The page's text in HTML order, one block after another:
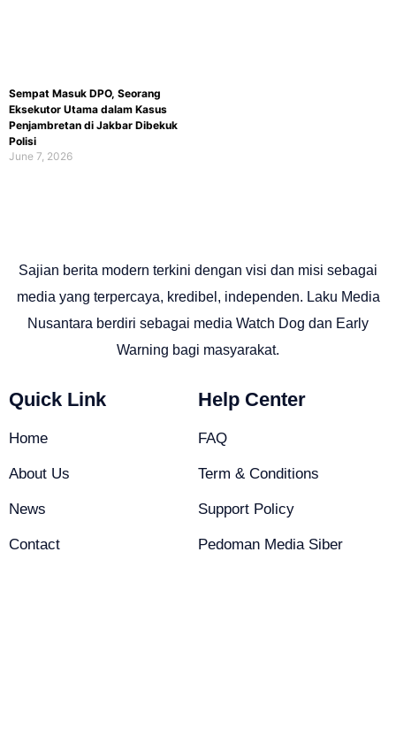
Sempat Masuk DPO, Seorang
Eksekutor Utama dalam Kasus
Penjambretan di Jakbar Dibekuk
Polisi
June 7, 2026
Sajian berita modern terkini dengan visi dan misi sebagai
media yang terpercaya, kredibel, independen. Laku Media
Nusantara berdiri sebagai media Watch Dog dan Early
Warning bagi masyarakat.
Quick Link
Home
About Us
News
Contact
Help Center
FAQ
Term & Conditions
Support Policy
Pedoman Media Siber